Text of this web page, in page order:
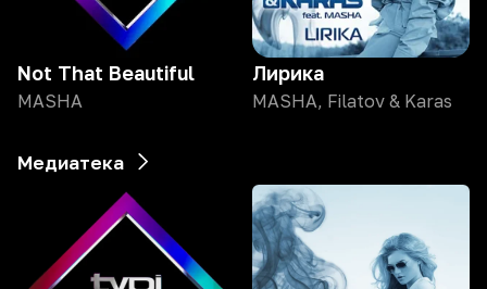
Not That Beautiful
MASHA
Лирика
MASHA, Filatov & Karas
Медиатека